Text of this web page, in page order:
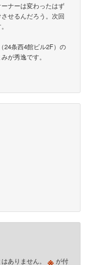
ナーは変わったはず
せるんだろう。次回
24条西4館ビル2F）の
が秀逸です。
ありません。 ※ が付